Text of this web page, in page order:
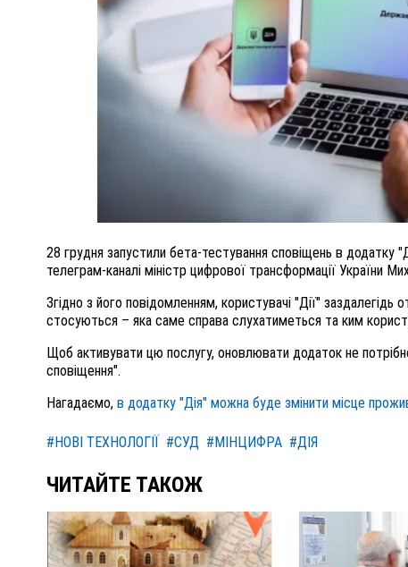
28 грудня запустили бета-тестування сповіщень в додатку
телеграм-каналі міністр цифрової трансформації України
Згідно з його повідомленням, користувачі "Дії" заздалегідь
стосуються – яка саме справа слухатиметься та ким
Щоб активувати цю послугу, оновлювати додаток не
сповіщення".
Нагадаємо, в додатку "Дія" можна буде змінити місце
#НОВІ ТЕХНОЛОГІЇ #СУД #МІНЦИФРА #ДІЯ
ЧИТАЙТЕ ТАКОЖ
ПОЛІЦІЯ ПОЛТАВЩИНИ РОЗШУКУЄ 62-
ЛЮДМИЛУ ТИМЧЕНКО